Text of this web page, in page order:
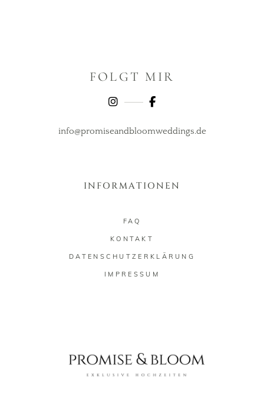
FOLGT MIR
info@promiseandbloomweddings.de
INFORMATIONEN
FAQ
KONTAKT
DATENSCHUTZERKLÄRUNG
IMPRESSUM